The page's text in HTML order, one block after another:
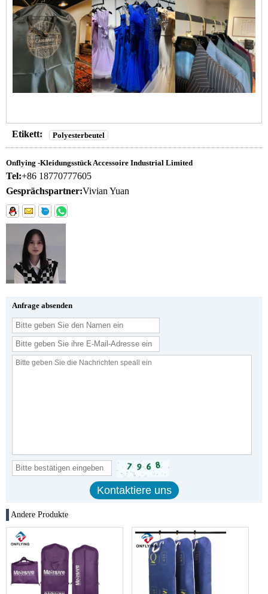
Etikett: Polyesterbeutel
Onflying -Kleidungsstück Accessoire Industrial Limited
Tel:+86 18770777605
Gesprächspartner:Vivian Yuan
Anfrage absenden
Andere Produkte